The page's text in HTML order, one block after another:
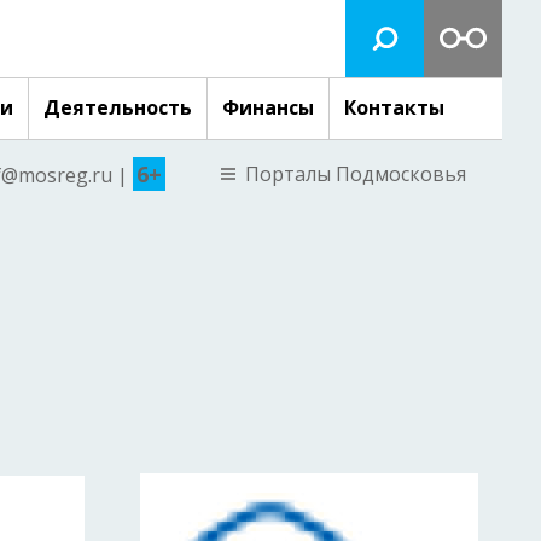
Деятельность Финансы Контакты
| 6+ Порталы Подмосковья